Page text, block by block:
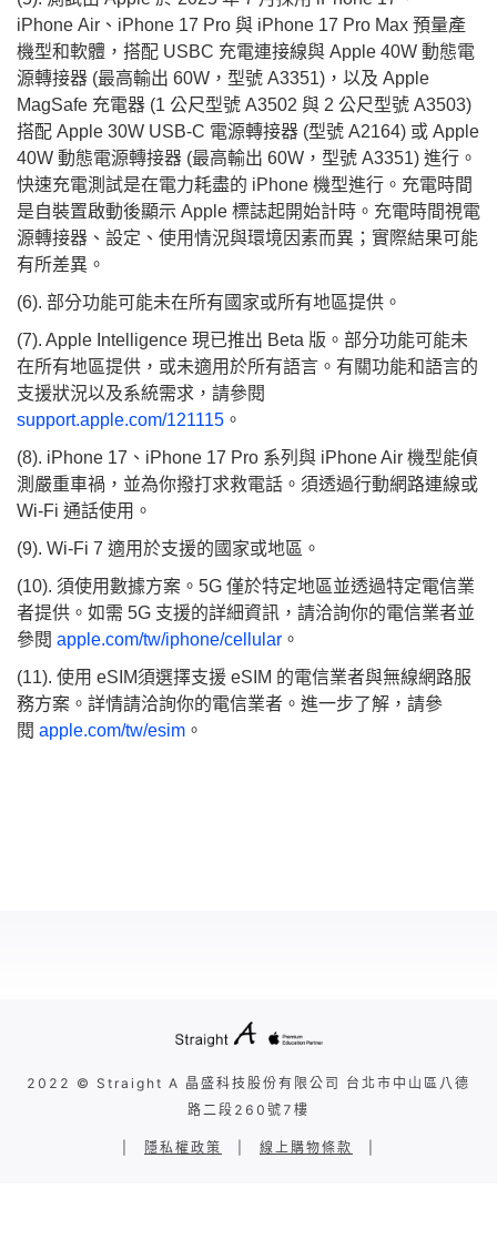
iPhone Air、iPhone 17 Pro 與 iPhone 17 Pro Max 預量產
機型和軟體，搭配 USBC 充電連接線與 Apple 40W 動態電
源轉接器 (最高輸出 60W，型號 A3351)，以及 Apple
MagSafe 充電器 (1 公尺型號 A3502 與 2 公尺型號 A3503)
搭配 Apple 30W USB‑C 電源轉接器 (型號 A2164) 或 Apple
40W 動態電源轉接器 (最高輸出 60W，型號 A3351) 進行。
快速充電測試是在電力耗盡的 iPhone 機型進行。充電時間
是自裝置啟動後顯示 Apple 標誌起開始計時。充電時間視電
源轉接器、設定、使用情況與環境因素而異；實際結果可能
有所差異。
(6). 部分功能可能未在所有國家或所有地區提供。
(7). Apple Intelligence 現已推出 Beta 版。部分功能可能未
在所有地區提供，或未適用於所有語言。有關功能和語言的
支援狀況以及系統需求，請參閱
support.apple.com/121115 。
(8). iPhone 17、iPhone 17 Pro 系列與 iPhone Air 機型能偵
測嚴重車禍，並為你撥打求救電話。須透過行動網路連線或
Wi-Fi 通話使用。
(9). Wi‑Fi 7 適用於支援的國家或地區。
(10). 須使用數據方案。5G 僅於特定地區並透過特定電信業
者提供。如需 5G 支援的詳細資訊，請洽詢你的電信業者並
參閱 apple.com/tw/iphone/cellular 。
(11). 使用 eSIM須選擇支援 eSIM 的電信業者與無線網路服
務方案。詳情請洽詢你的電信業者。進一步了解，請參
閱 apple.com/tw/esim 。
2022 © Straight A 晶盛科技股份有限公司 台北市中山區八德
路二段260號7樓
隱私權政策 線上購物條款